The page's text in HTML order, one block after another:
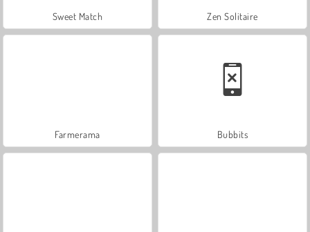
Sweet Match Zen Solitaire
Farmerama Bubbits